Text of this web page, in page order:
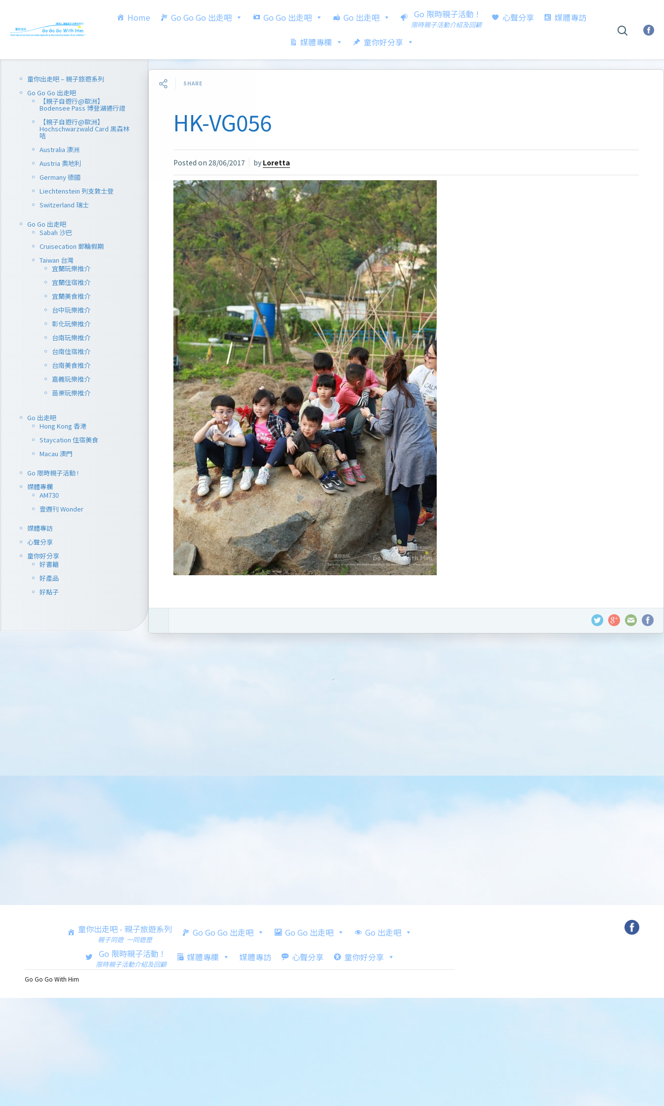
Home Go Go Go 出走吧 Go Go 出走吧 Go 出走吧 Go 限時親子活動 !
限時親子活動介紹及回顧
心聲分享 媒體專訪
媒體專欄 童你好分享
童你出走吧 – 親子旅遊系列
Go Go Go 出走吧
【親子自遊行@歐洲】
Bodensee Pass 博登湖通行證
【親子自遊行@歐洲】
Hochschwarzwald Card 黑森林
咭
Australia 澳洲
Austria 奧地利
Germany 德國
Liechtenstein 列支敦士登
Switzerland 瑞士
Go Go 出走吧
Sabah 沙巴
Cruisecation 郵輪假期
Taiwan 台灣
宜蘭玩樂推介
宜蘭住宿推介
宜蘭美食推介
台中玩樂推介
彰化玩樂推介
台南玩樂推介
台南住宿推介
台南美食推介
嘉義玩樂推介
苗栗玩樂推介
Go 出走吧
Hong Kong 香港
Staycation 住宿美食
Macau 澳門
Go 限時親子活動 !
媒體專欄
AM730
壹週刊 Wonder
媒體專訪
心聲分享
童你好分享
好書籍
好產品
好點子
SHARE
HK-VG056
Posted on 28/06/2017 by Loretta
童你出走吧 - 親子旅遊系列
親子同遊 一同遊歷
Go Go Go 出走吧 Go Go 出走吧
Go 出走吧
Go 限時親子活動 !
限時親子活動介紹及回顧
媒體專欄 媒體專訪 心聲分享 童你好分享
Go Go Go With Him